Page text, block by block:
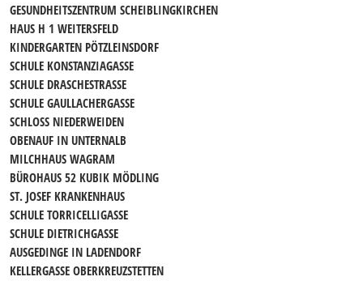
GESUNDHEITSZENTRUM SCHEIBLINGKIRCHEN
HAUS H 1 WEITERSFELD
KINDERGARTEN PÖTZLEINSDORF
SCHULE KONSTANZIAGASSE
SCHULE DRASCHESTRASSE
SCHULE GAULLACHERGASSE
SCHLOSS NIEDERWEIDEN
OBENAUF IN UNTERNALB
MILCHHAUS WAGRAM
BÜROHAUS 52 KUBIK MÖDLING
ST. JOSEF KRANKENHAUS
SCHULE TORRICELLIGASSE
SCHULE DIETRICHGASSE
AUSGEDINGE IN LADENDORF
KELLERGASSE OBERKREUZSTETTEN